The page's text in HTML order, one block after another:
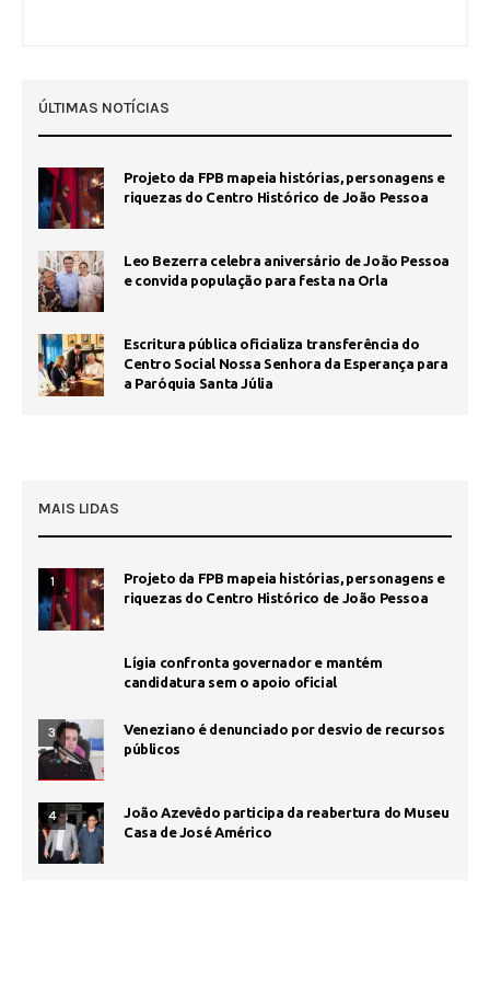
ÚLTIMAS NOTÍCIAS
Projeto da FPB mapeia histórias, personagens e
riquezas do Centro Histórico de João Pessoa
Leo Bezerra celebra aniversário de João Pessoa
e convida população para festa na Orla
Escritura pública oficializa transferência do
Centro Social Nossa Senhora da Esperança para
a Paróquia Santa Júlia
MAIS LIDAS
1
Projeto da FPB mapeia histórias, personagens e
riquezas do Centro Histórico de João Pessoa
Lígia confronta governador e mantém
candidatura sem o apoio oficial
3
Veneziano é denunciado por desvio de recursos
públicos
4
João Azevêdo participa da reabertura do Museu
Casa de José Américo